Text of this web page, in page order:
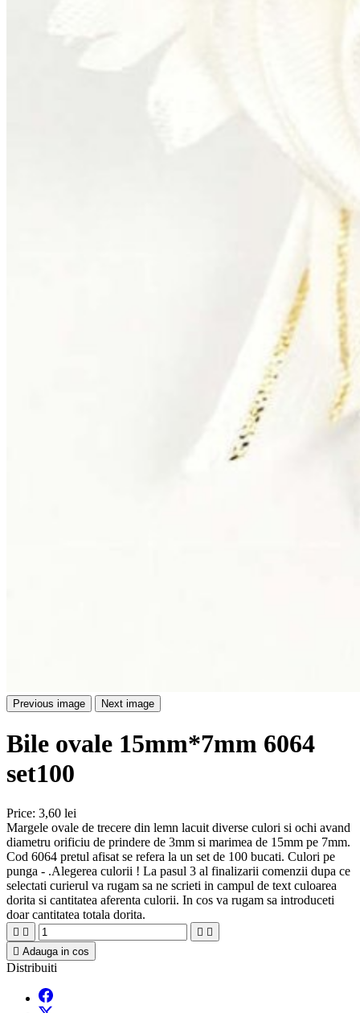
Previous image Next image
Bile ovale 15mm*7mm 6064
set100
Price: 3,60 lei
Margele ovale de trecere din lemn lacuit diverse culori si ochi avand
diametru orificiu de prindere de 3mm si marimea de 15mm pe 7mm.
Cod 6064 pretul afisat se refera la un set de 100 bucati. Culori pe
punga - .Alegerea culorii ! La pasul 3 al finalizarii comenzii dupa ce
selectati curierul va rugam sa ne scrieti in campul de text culoarea
dorita si cantitatea aferenta culorii. In cos va rugam sa introduceti
doar cantitatea totala dorita.
   
 Adauga in cos
Distribuiti